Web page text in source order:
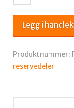
oljepump
370
antall
Legg i
Produktnummer:
reservedeler